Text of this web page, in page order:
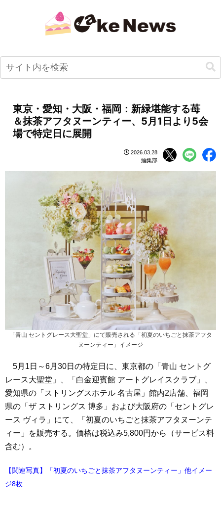
東京・愛知・大阪・福岡：新緑堪能する苺
＆抹茶アフタヌーンティー、5月1日より5会
場で特定日に展開
2026.03.28
編集部
「青山 セントグレース大聖堂」にて販売される「初夏のいちごと抹茶アフタ
ヌーンティー」イメージ
5月1日～6月30日の特定日に、東京都の「青山 セントグ
レース大聖堂」、「白金迎賓館 アートグレイスクラブ」、
愛知県の「ストリングスホテル 名古屋」館内2店舗、福岡
県の「ザ ストリングス 博多」および大阪府の「セントグレ
ース ヴィラ」にて、「初夏のいちごと抹茶アフタヌーンテ
ィー」を販売する。価格は税込み5,800円から（サービス料
含む）。
【関連写真】「初夏のいちごと抹茶アフタヌーンティー」他イメー
ジ8枚